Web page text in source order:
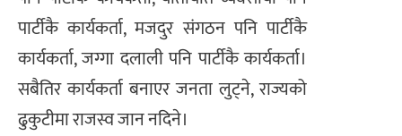
पार्टीकै कार्यकर्ता, मजदुर संगठन पनि पार्टीकै
कार्यकर्ता, जग्गा दलाली पनि पार्टीकै कार्यकर्ता।
सबैतिर कार्यकर्ता बनाएर जनता लुट्ने, राज्यको
ढुकुटीमा राजस्व जान नदिने।